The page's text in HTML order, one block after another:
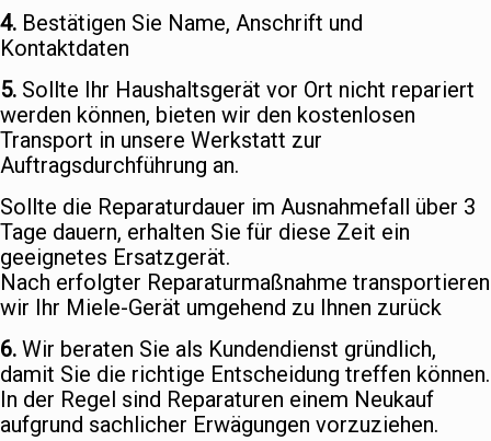
4. Bestätigen Sie Name, Anschrift und
Kontaktdaten
5. Sollte Ihr Haushaltsgerät vor Ort nicht repariert
werden können, bieten wir den kostenlosen
Transport in unsere Werkstatt zur
Auftragsdurchführung an.
Sollte die Reparaturdauer im Ausnahmefall über 3
Tage dauern, erhalten Sie für diese Zeit ein
geeignetes Ersatzgerät.
Nach erfolgter Reparaturmaßnahme transportieren
wir Ihr Miele-Gerät umgehend zu Ihnen zurück
6. Wir beraten Sie als Kundendienst gründlich,
damit Sie die richtige Entscheidung treffen können.
In der Regel sind Reparaturen einem Neukauf
aufgrund sachlicher Erwägungen vorzuziehen.